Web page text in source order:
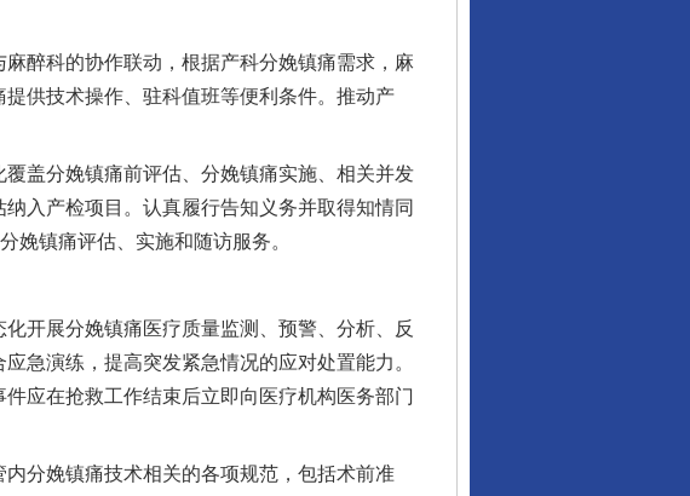
醉科的协作联动，根据产科分娩镇痛需求，麻
供技术操作、驻科值班等便利条件。推动产
盖分娩镇痛前评估、分娩镇痛实施、相关并发
入产检项目。认真履行告知义务并取得知情同
娩镇痛评估、实施和随访服务。
开展分娩镇痛医疗质量监测、预警、分析、反
急演练，提高突发紧急情况的应对处置能力。
应在抢救工作结束后立即向医疗机构医务部门
分娩镇痛技术相关的各项规范，包括术前准